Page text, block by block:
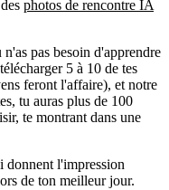
photos de rencontre IA
pas besoin d'apprendre
5 à 10 de tes
feront l'affaire), et notre
tu auras plus de 100
te montrant dans une
donnent l'impression
de ton meilleur jour.